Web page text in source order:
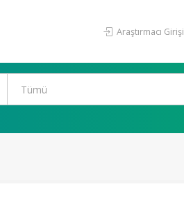
Araştırmacı Girişi